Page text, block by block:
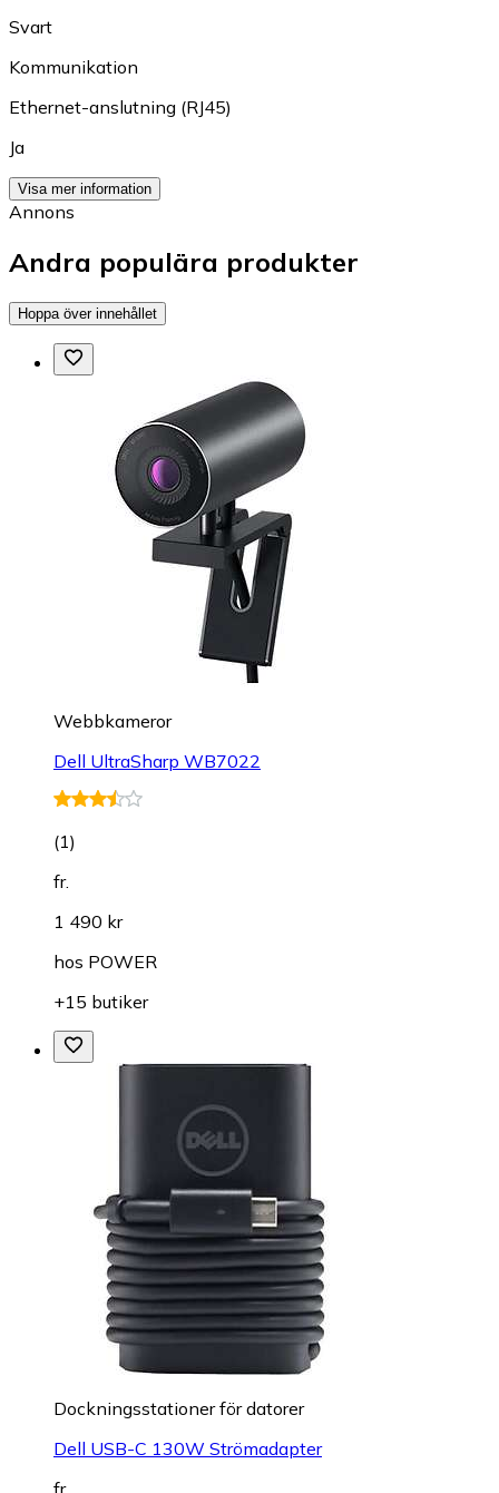
Svart
Kommunikation
Ethernet-anslutning (RJ45)
Ja
Visa mer information
Annons
Andra populära produkter
Hoppa över innehållet
Webbkameror
Dell UltraSharp WB7022
(1)
fr.
1 490 kr
hos POWER
+15 butiker
Dockningsstationer för datorer
Dell USB-C 130W Strömadapter
fr.